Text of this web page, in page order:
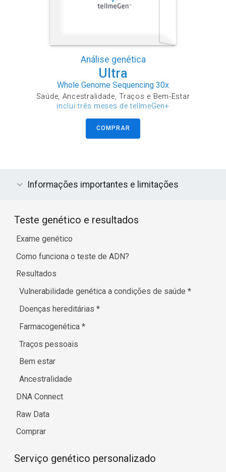
Análise genética
Ultra
Whole Genome Sequencing 30x
Saúde, Ancestralidade, Traços e Bem-Estar
inclui três meses de tellmeGen+
COMPRAR
Informações importantes e limitações
Teste genético e resultados
Exame genético
Como funciona o teste de ADN?
Resultados
Vulnerabilidade genética a condições de saúde*
Doenças hereditárias*
Farmacogenética*
Traços pessoais
Bem estar
Ancestralidade
DNA Connect
Raw Data
Comprar
Serviço genético personalizado